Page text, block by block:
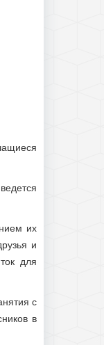
их
и
для
с
в